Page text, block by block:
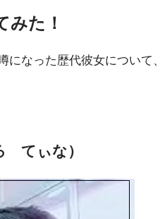
みた！
になった歴代彼女について
てぃな）